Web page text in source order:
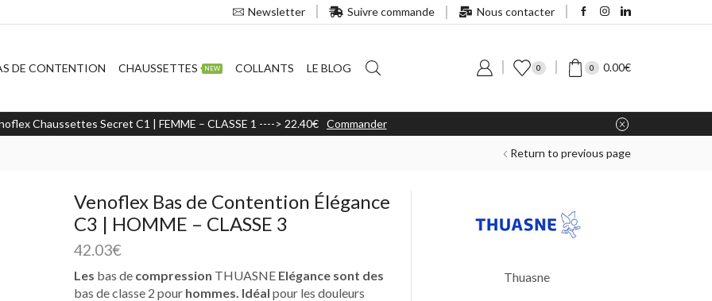
Newsletter Suivre commande Nous contacter
DE CONTENTION CHAUSSETTES NEW COLLANTS LE BLOG 0 0 0.00€
Chaussettes Secret C1 | FEMME – CLASSE 1 ----> 22.40€ Commander
Return to previous page
Venoflex Bas de Contention Élégance
C3 | HOMME – CLASSE 3
42.03€
Les bas de compression THUASNE Elégance sont des
bas de classe 2 pour hommes. Idéal pour les douleurs
Thuasne